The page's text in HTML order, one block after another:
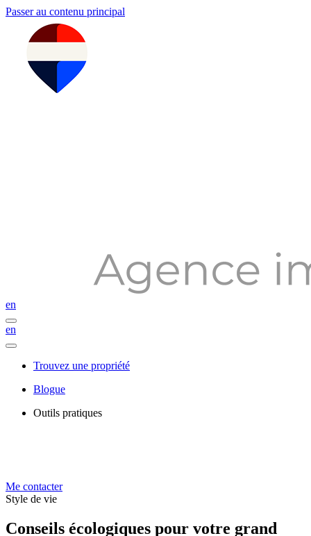
Passer au contenu principal
en
en
Trouvez une propriété
Blogue
Outils pratiques
Me contacter
Style de vie
Conseils écologiques pour votre grand